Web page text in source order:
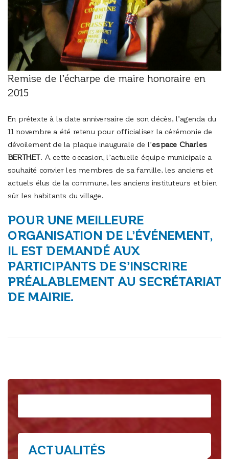
Remise de l’écharpe de maire honoraire en
2015
En prétexte à la date anniversaire de son décès, l’agenda du
11 novembre a été retenu pour officialiser la cérémonie de
dévoilement de la plaque inaugurale de l’espace Charles
BERTHET. A cette occasion, l’actuelle équipe municipale a
souhaité convier les membres de sa famille, les anciens et
actuels élus de la commune, les anciens instituteurs et bien
sûr les habitants du village.
POUR UNE MEILLEURE
ORGANISATION DE L’ÉVÉNEMENT,
IL EST DEMANDÉ AUX
PARTICIPANTS DE S’INSCRIRE
PRÉALABLEMENT AU SECRÉTARIAT
DE MAIRIE.
ACTUALITÉS